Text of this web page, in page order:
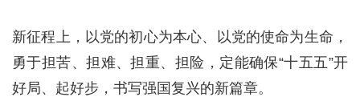
新征程上，以党的初心为本心、以党的使命为生命，
勇于担苦、担难、担重、担险，定能确保“十五五”开
好局、起好步，书写强国复兴的新篇章。